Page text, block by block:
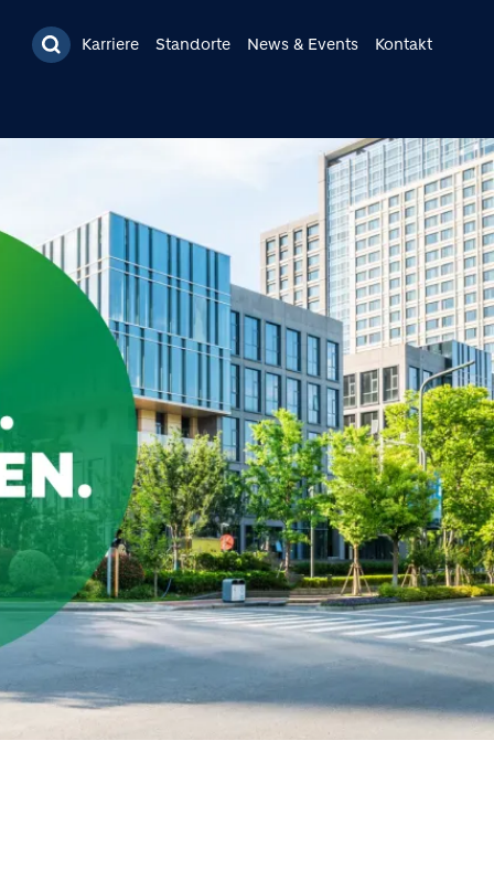
Karriere Standorte News & Events Kontakt